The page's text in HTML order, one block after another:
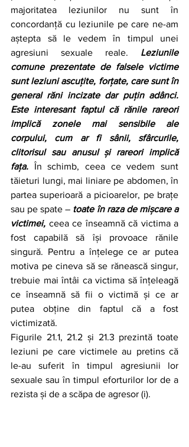
majoritatea leziunilor nu sunt în
concordanță cu leziunile pe care ne-am
aștepta să le vedem în timpul unei
agresiuni sexuale reale. Leziunile
comune prezentate de falsele victime
sunt leziuni ascuțite, forțate, care sunt în
general răni incizate dar puțin adânci.
Este interesant faptul că rănile rareori
implică zonele mai sensibile ale
corpului, cum ar fi sânii, sfârcurile,
clitorisul sau anusul și rareori implică
fața. În schimb, ceea ce vedem sunt
tăieturi lungi, mai liniare pe abdomen, în
partea superioară a picioarelor, pe brațe
sau pe spate – toate în raza de mișcare a
victimei, ceea ce înseamnă că victima a
fost capabilă să își provoace rănile
singură. Pentru a înțelege ce ar putea
motiva pe cineva să se rănească singur,
trebuie mai întâi ca victima să înțeleagă
ce înseamnă să fii o victimă și ce ar
putea obține din faptul că a fost
victimizată.
Figurile 21.1, 21.2 și 21.3 prezintă toate
leziuni pe care victimele au pretins că
le-au suferit în timpul agresiunii lor
sexuale sau în timpul eforturilor lor de a
rezista și de a scăpa de agresor (i).